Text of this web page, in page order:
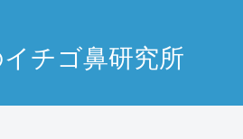
チゴ鼻研究所